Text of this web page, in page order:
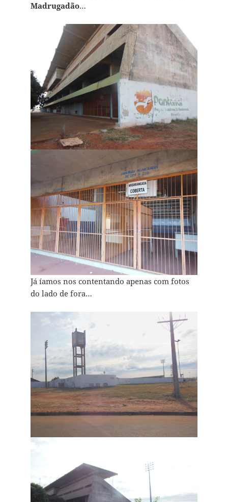
Madrugadão…
Já íamos nos contentando apenas com fotos
do lado de fora…